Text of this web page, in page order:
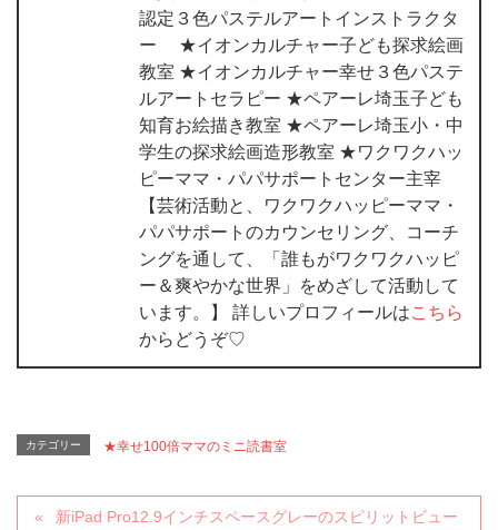
認定３色パステルアートインストラクタ
ー ★イオンカルチャー子ども探求絵画
教室 ★イオンカルチャー幸せ３色パステ
ルアートセラピー ★ペアーレ埼玉子ども
知育お絵描き教室 ★ペアーレ埼玉小・中
学生の探求絵画造形教室 ★ワクワクハッ
ピーママ・パパサポートセンター主宰
【芸術活動と、ワクワクハッピーママ・
パパサポートのカウンセリング、コーチ
ングを通して、「誰もがワクワクハッピ
ー＆爽やかな世界」をめざして活動して
います。】 詳しいプロフィールはこちら
からどうぞ♡
カテゴリー ★幸せ100倍ママのミニ読書室
新iPad Pro12.9インチスペースグレーのスピリットビュー